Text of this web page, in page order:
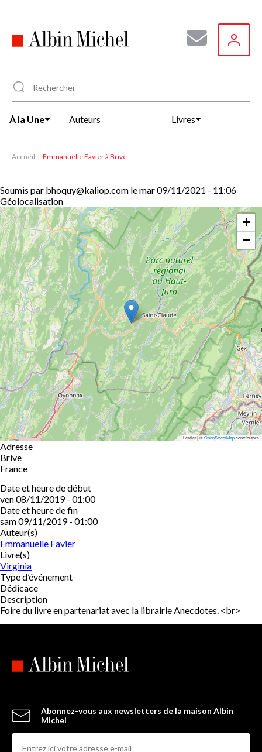
principal
À la Une Auteurs Livres
Accueil Emmanuelle Favier à Brive
Soumis par bhoquy@kaliop.com lemar 09/11/2021 - 11:06
Géolocalisation
+
−
Leaflet | ©OpenStreetMapcontributors
Adresse
Brive
France
Date et heure de début
ven 08/11/2019 - 01:00
Date et heure de fin
sam 09/11/2019 - 01:00
Auteur(s)
Emmanuelle Favier
Livre(s)
Virginia
Type d’événement
Dédicace
Description
Foire du livre en partenariat avec la librairie Anecdotes. <br>
Abonnez-vous aux newsletters de la maison Albin
Michel